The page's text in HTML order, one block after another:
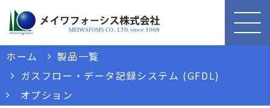
ホーム
製品一覧
ガスフロー・データ記録システム (GFDL)
オプション